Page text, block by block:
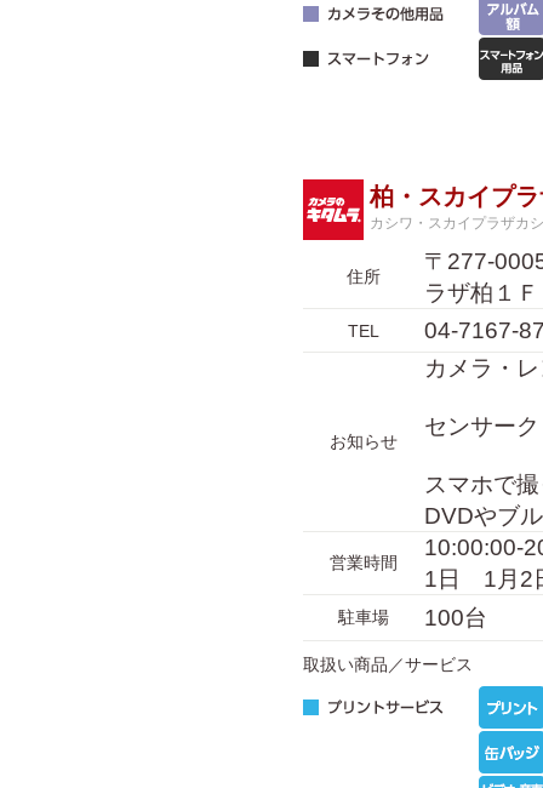
柏・スカイプ
カシワ・スカイプラザカ
住所
〒277-
ラザ柏１Ｆ
TEL 04-7167-
お知らせ
カメラ・
センサー
スマホで
DVDやブ
営業時間
10:00:00-
1日 1月2
駐車場 100台
取扱い商品／サービス